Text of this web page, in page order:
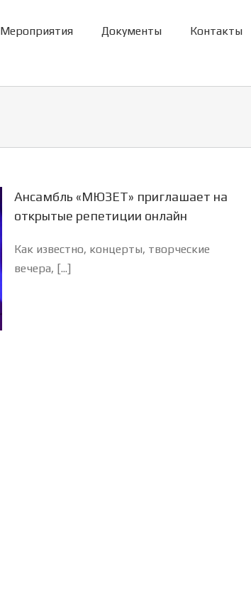
Мероприятия Документы Контакты
Ансамбль «МЮЗЕТ» приглашает на
открытые репетиции онлайн
Как известно, концерты, творческие
вечера, [...]